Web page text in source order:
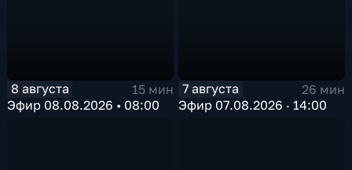
8 августа
15 мин
Эфир 08.08.2026 • 08:00
7 августа
26 мин
Эфир 07.08.2026 · 14:00